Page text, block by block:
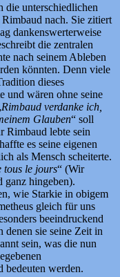
die unterschiedlichen
nach. Sie zitiert
dankenswerterweise
die zentralen
nach seinem Ableben
könnten. Denn viele
dieses
und wären ohne seine
Rimbaud verdanke ich,
Glauben“ soll
Rimbaud lebte sein
es seine eigenen
als Mensch scheiterte.
tous le jours“ (Wir
ganz hingeben).
wie Starkie in obigem
gleich für uns
beeindruckend
denen sie seine Zeit in
sein, was die nun
bedeuten werden.